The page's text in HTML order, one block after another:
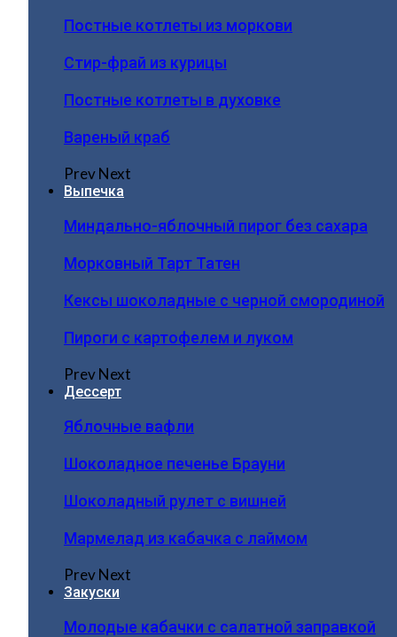
Постные котлеты из моркови
Стир-фрай из курицы
Постные котлеты в духовке
Вареный краб
PrevNext
Выпечка
Миндально-яблочный пирог без сахара
Морковный Тарт Татен
Кексы шоколадные с черной смородиной
Пироги c картофелем и луком
PrevNext
Дессерт
Яблочные вафли
Шоколадное печенье Брауни
Шоколадный рулет с вишней
Мармелад из кабачка с лаймом
PrevNext
Закуски
Молодые кабачки с салатной заправкой